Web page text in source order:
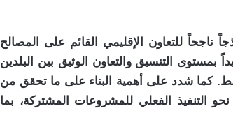
ناجحاً للتعاون الإقليمي القائم على المصالح
بمستوى التنسيق والتعاون الوثيق بين البلدين
كما شدد على أهمية البناء على ما تحقق من
التنفيذ الفعلي للمشروعات المشتركة، بما